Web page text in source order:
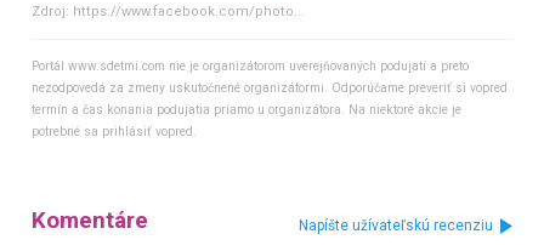
Zdroj: https://www.facebook.com/photo...
Portál www.sdetmi.com nie je organizátorom uverejňovaných podujatí a preto
nezodpovedá za zmeny uskutočnené organizátormi. Odporúčame preveriť si vopred
termín a čas konania podujatia priamo u organizátora. Na niektoré akcie je
potrebné sa prihlásiť vopred.
Komentáre Napíšte užívateľskú recenziu